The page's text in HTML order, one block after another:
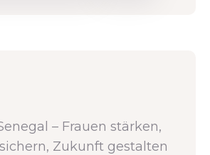
– Frauen stärken,
Zukunft gestalten